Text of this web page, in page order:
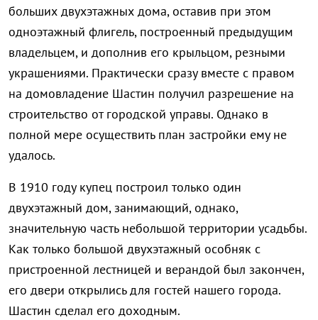
больших двухэтажных дома, оставив при этом
одноэтажный флигель, построенный предыдущим
владельцем, и дополнив его крыльцом, резными
украшениями. Практически сразу вместе с правом
на домовладение Шастин получил разрешение на
строительство от городской управы. Однако в
полной мере осуществить план застройки ему не
удалось.
В 1910 году купец построил только один
двухэтажный дом, занимающий, однако,
значительную часть небольшой территории усадьбы.
Как только большой двухэтажный особняк с
пристроенной лестницей и верандой был закончен,
его двери открылись для гостей нашего города.
Шастин сделал его доходным.